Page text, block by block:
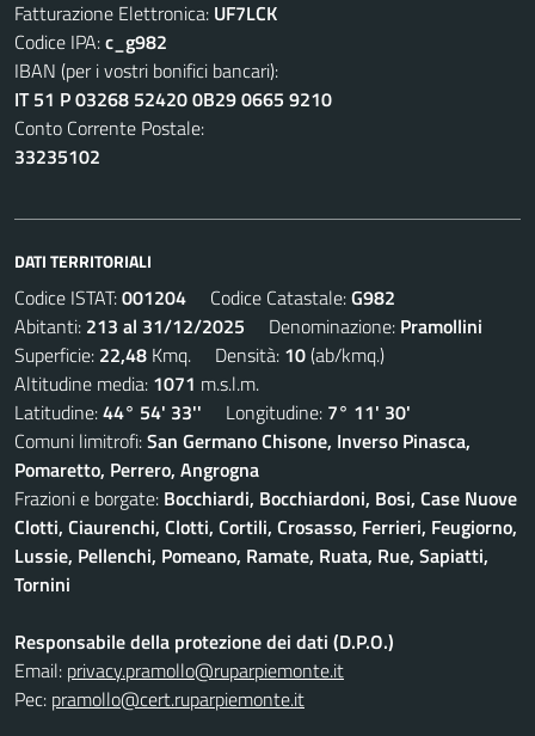
Fatturazione Elettronica: UF7LCK
Codice IPA:c_g982
IBAN (per i vostri bonifici bancari):
IT 51 P 03268 52420 0B29 0665 9210
Conto Corrente Postale:
33235102
DATI TERRITORIALI
Codice ISTAT:001204 Codice Catastale:G982
Abitanti: 213 al 31/12/2025 Denominazione: Pramollini
Superficie: 22,48 Kmq. Densità: 10(ab/kmq.)
Altitudine media: 1071 m.s.l.m.
Latitudine:44° 54' 33'' Longitudine: 7° 11' 30'
Comuni limitrofi:San Germano Chisone, Inverso Pinasca,
Pomaretto, Perrero, Angrogna
Frazioni e borgate: Bocchiardi, Bocchiardoni, Bosi, Case Nuove
Clotti, Ciaurenchi, Clotti, Cortili, Crosasso, Ferrieri, Feugiorno,
Lussie, Pellenchi, Pomeano, Ramate, Ruata, Rue, Sapiatti,
Tornini
Responsabile della protezione dei dati (D.P.O.)
Email: privacy.pramollo@ruparpiemonte.it
Pec: pramollo@cert.ruparpiemonte.it